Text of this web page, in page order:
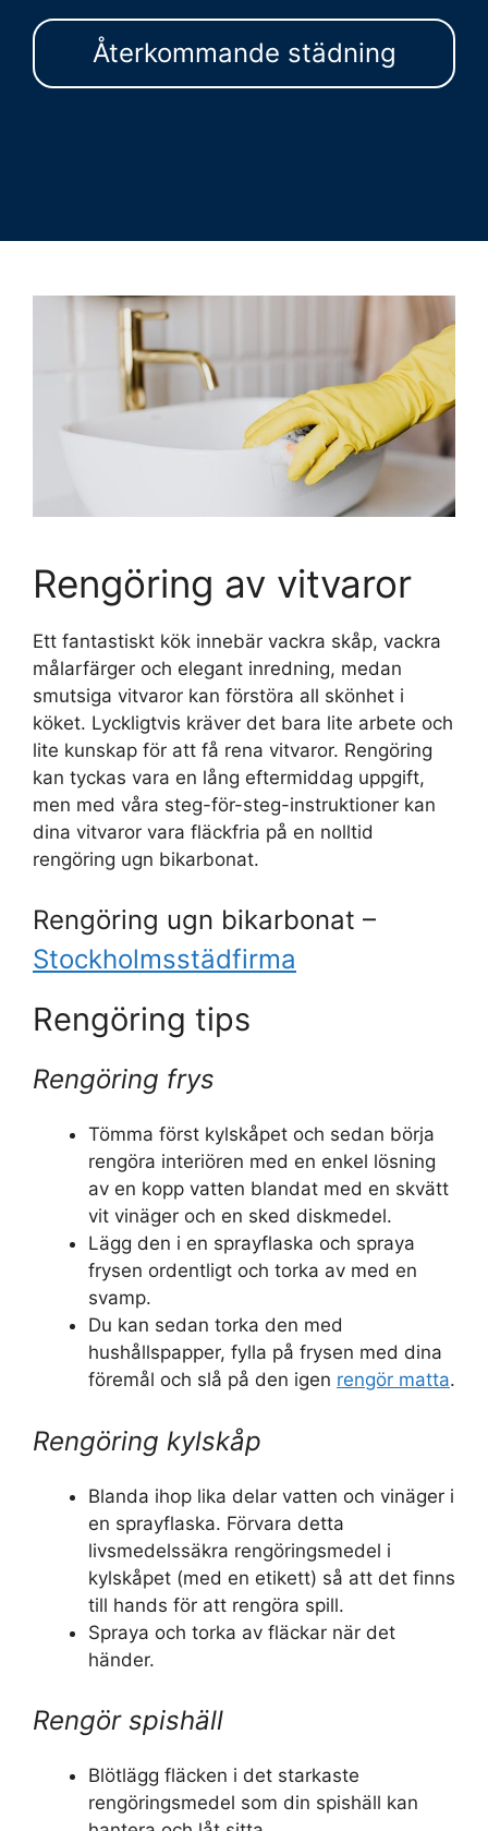
Återkommande städning
Rengöring av vitvaror
Ett fantastiskt kök innebär vackra skåp, vackra
målarfärger och elegant inredning, medan
smutsiga vitvaror kan förstöra all skönhet i
köket. Lyckligtvis kräver det bara lite arbete och
lite kunskap för att få rena vitvaror. Rengöring
kan tyckas vara en lång eftermiddag uppgift,
men med våra steg-för-steg-instruktioner kan
dina vitvaror vara fläckfria på en nolltid
rengöring ugn bikarbonat.
Rengöring ugn bikarbonat –
Stockholmsstädfirma
Rengöring tips
Rengöring frys
Tömma först kylskåpet och sedan börja
rengöra interiören med en enkel lösning
av en kopp vatten blandat med en skvätt
vit vinäger och en sked diskmedel.
Lägg den i en sprayflaska och spraya
frysen ordentligt och torka av med en
svamp.
Du kan sedan torka den med
hushållspapper, fylla på frysen med dina
föremål och slå på den igen rengör matta.
Rengöring kylskåp
Blanda ihop lika delar vatten och vinäger i
en sprayflaska. Förvara detta
livsmedelssäkra rengöringsmedel i
kylskåpet (med en etikett) så att det finns
till hands för att rengöra spill.
Spraya och torka av fläckar när det
händer.
Rengör spishäll
Blötlägg fläcken i det starkaste
rengöringsmedel som din spishäll kan